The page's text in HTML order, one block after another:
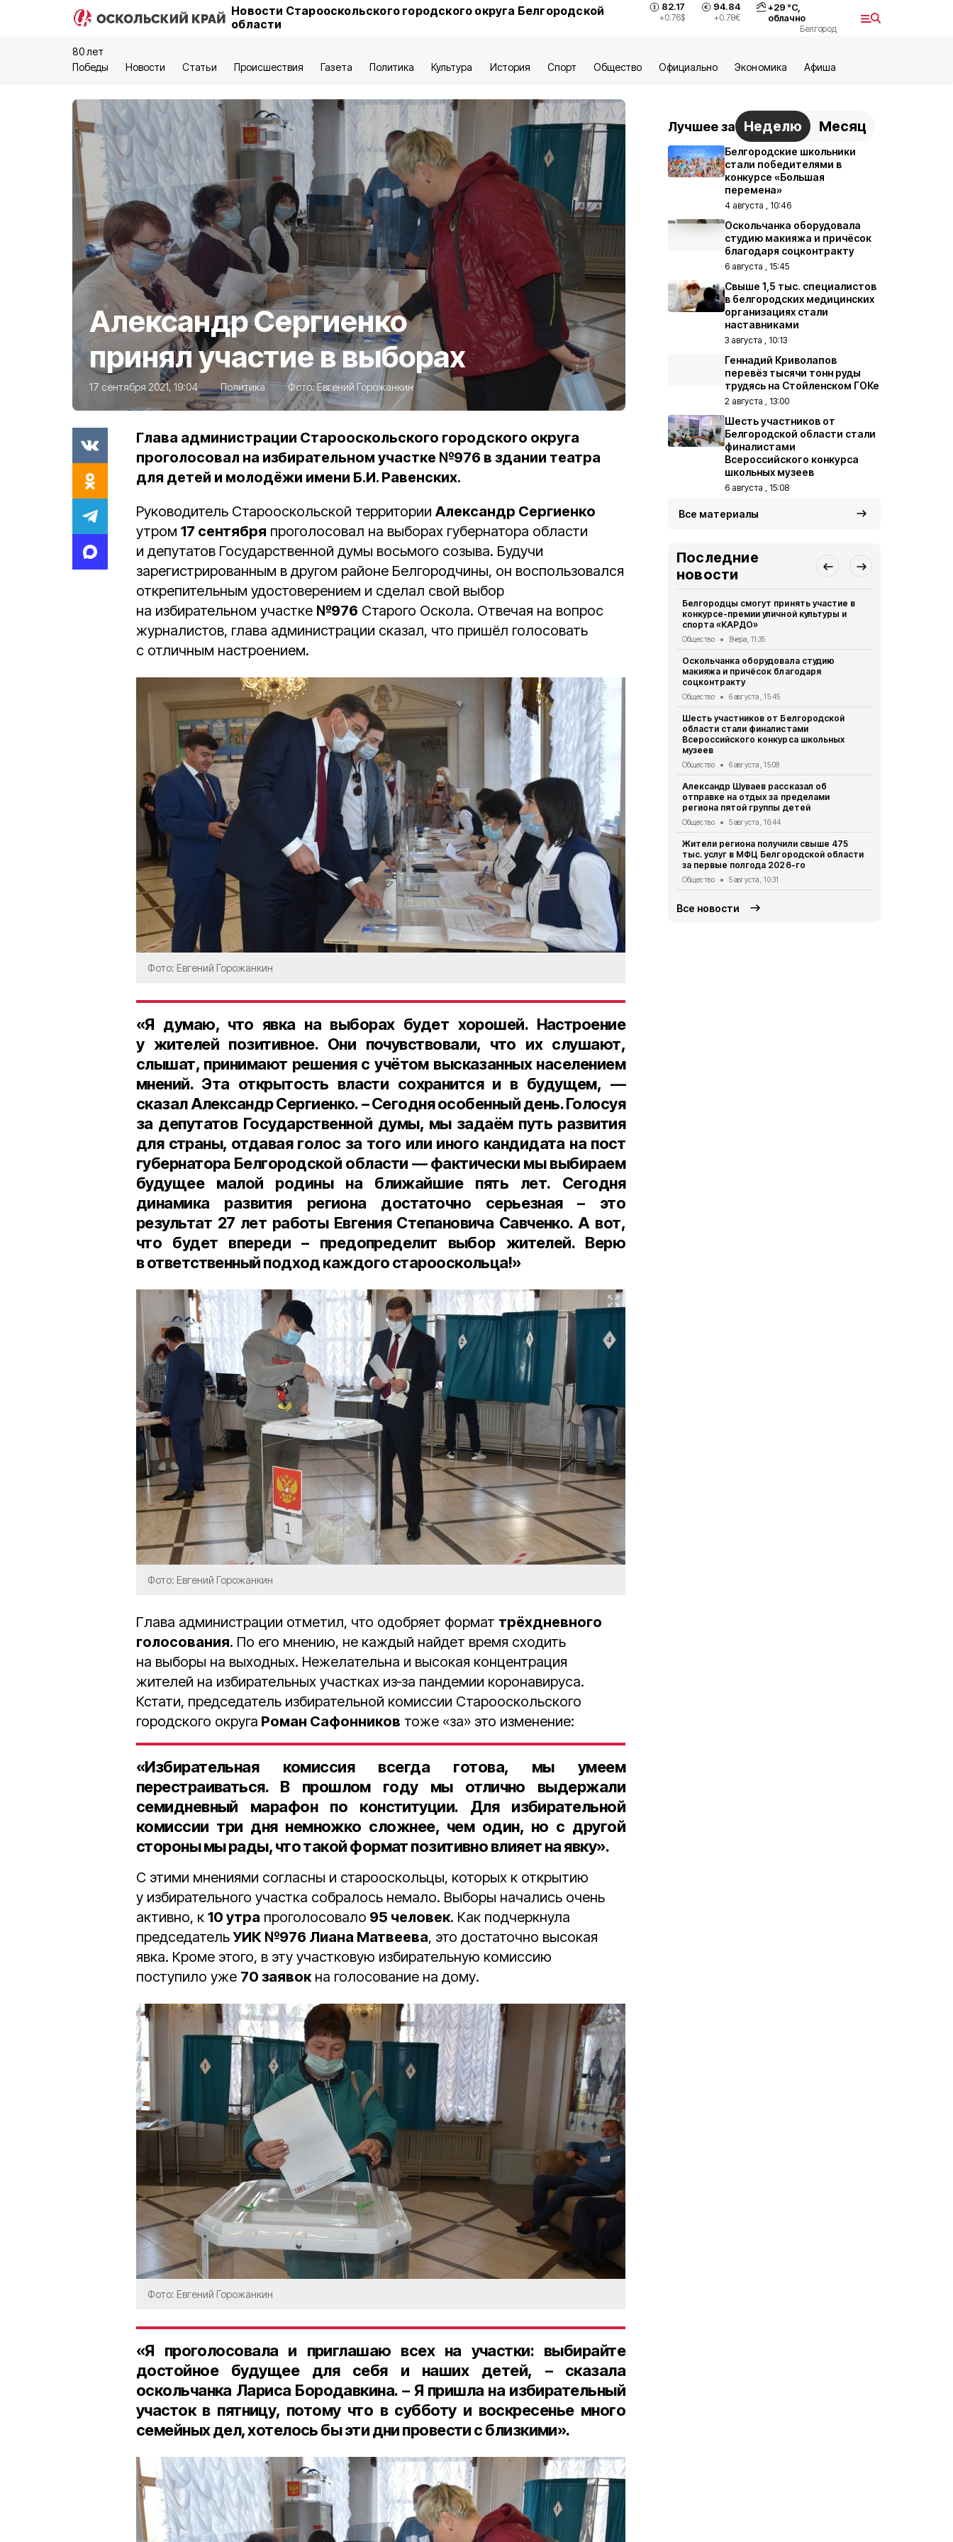
Новости Старооскольского городского округа Белгородской
области
82.17
+0.76$
94.84
+0.78€
+29 °С,
облачно
Белгород
80 лет
Победы
Новости Статьи Происшествия Газета Политика Культура История Спорт Общество Официально Экономика Aфиша
Александр Сергиенко
принял участие в выборах
17 сентября 2021, 19:04 Политика Фото: Евгений Горожанкин
Глава администрации Старооскольского городского округа
проголосовал на избирательном участке №976 в здании театра
для детей и молодёжи имени Б.И. Равенских.
Руководитель Старооскольской территории Александр Сергиенко
утром 17 сентября проголосовал на выборах губернатора области
и депутатов Государственной думы восьмого созыва. Будучи
зарегистрированным в другом районе Белгородчины, он воспользовался
открепительным удостоверением и сделал свой выбор
на избирательном участке №976 Старого Оскола. Отвечая на вопрос
журналистов, глава администрации сказал, что пришёл голосовать
с отличным настроением.
Фото: Евгений Горожанкин
«Я думаю, что явка на выборах будет хорошей. Настроение
у жителей позитивное. Они почувствовали, что их слушают,
слышат, принимают решения с учётом высказанных населением
мнений. Эта открытость власти сохранится и в будущем, —
сказал Александр Сергиенко. – Сегодня особенный день. Голосуя
за депутатов Государственной думы, мы задаём путь развития
для страны, отдавая голос за того или иного кандидата на пост
губернатора Белгородской области — фактически мы выбираем
будущее малой родинына ближайшие пять лет. Сегодня
динамика развития региона достаточно серьезная – это
результат 27 лет работыЕвгения Степановича Савченко. А вот,
что будет впереди – предопределит выбор жителей. Верю
в ответственный подход каждого старооскольца!»
Фото: Евгений Горожанкин
Глава администрации отметил, что одобряет формат трёхдневного
голосования. По его мнению, не каждый найдет время сходить
на выборы на выходных. Нежелательна и высокая концентрация
жителей на избирательных участках из‑за пандемии коронавируса.
Кстати, председатель избирательной комиссии Старооскольского
городского округа Роман Сафонников тоже «за» это изменение:
«Избирательная комиссия всегда готова, мы умеем
перестраиваться. В прошлом году мы отлично выдержали
семидневный марафон по конституции. Для избирательной
комиссии три дня немножко сложнее, чем один, но с другой
стороны мы рады, что такой формат позитивно влияет на явку».
С этими мнениями согласны и старооскольцы, которых к открытию
у избирательного участка собралось немало. Выборы начались очень
активно, к 10 утра проголосовало 95 человек. Как подчеркнула
председательУИК №976 Лиана Матвеева, это достаточно высокая
явка. Кроме этого, в эту участковую избирательную комиссию
поступило уже 70 заявокна голосование на дому.
Фото: Евгений Горожанкин
«Я проголосовала и приглашаю всех на участки: выбирайте
достойное будущее для себя и наших детей, – сказала
оскольчанка Лариса Бородавкина. – Я пришла на избирательный
участок в пятницу, потому что в субботу и воскресенье много
семейных дел, хотелось бы эти дни провести с близкими».
Лучшее за Неделю Месяц
Белгородские школьники
стали победителями в
конкурсе «Большая
перемена»
4 августа , 10:46
Оскольчанка оборудовала
студию макияжа и причёсок
благодаря соцконтракту
6 августа , 15:45
Свыше 1,5 тыс. специалистов
в белгородских медицинских
организациях стали
наставниками
3 августа , 10:13
Геннадий Криволапов
перевёз тысячи тонн руды
трудясь на Стойленском ГОКе
2 августа , 13:00
Шесть участников от
Белгородской области стали
финалистами
Всероссийского конкурса
школьных музеев
6 августа , 15:08
Все материалы
Последние
новости
Белгородцы смогут принять участие в
конкурсе-премии уличной культуры и
спорта «КАРДО»
Общество Вчера, 11:35
Оскольчанка оборудовала студию
макияжа и причёсок благодаря
соцконтракту
Общество 6 августа , 15:45
Шесть участников от Белгородской
области стали финалистами
Всероссийского конкурса школьных
музеев
Общество 6 августа , 15:08
Александр Шуваев рассказал об
отправке на отдых за пределами
региона пятой группы детей
Общество 5 августа , 16:44
Жители региона получили свыше 475
тыс. услуг в МФЦ Белгородской области
за первые полгода 2026-го
Общество 5 августа , 10:31
Все новости